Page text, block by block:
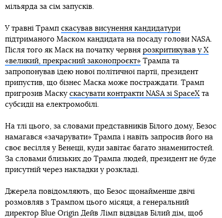
мільярда за сім запусків.
У травні Трамп скасував висунення кандидатури
підтриманого Маском кандидата на посаду голови NASA.
Після того як Маск на початку червня розкритикував у X
«великий, прекрасний законопроєкт» Трампа та
запропонував ідею нової політичної партії, президент
припустив, що бізнес Маска може постраждати. Трамп
пригрозив Маску скасувати контракти NASA зі SpaceX та
субсидії на електромобілі.
На тлі цього, за словами представників Білого дому, Безос
намагався «зачарувати» Трампа і навіть запросив його на
своє весілля у Венеції, куди завітає багато знаменитостей.
За словами близьких до Трампа людей, президент не буде
присутній через накладки у розкладі.
Джерела повідомляють, що Безос щонайменше двічі
розмовляв з Трампом цього місяця, а генеральний
директор Blue Origin Дейв Лімп відвідав Білий дім, щоб